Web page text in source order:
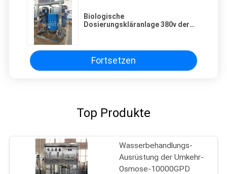
Biologische
Dosierungskläranlage 380v der
Fortsetzen
Top Produkte
Wasserbehandlungs-
Ausrüstung der Umkehr-
Osmose-10000GPD